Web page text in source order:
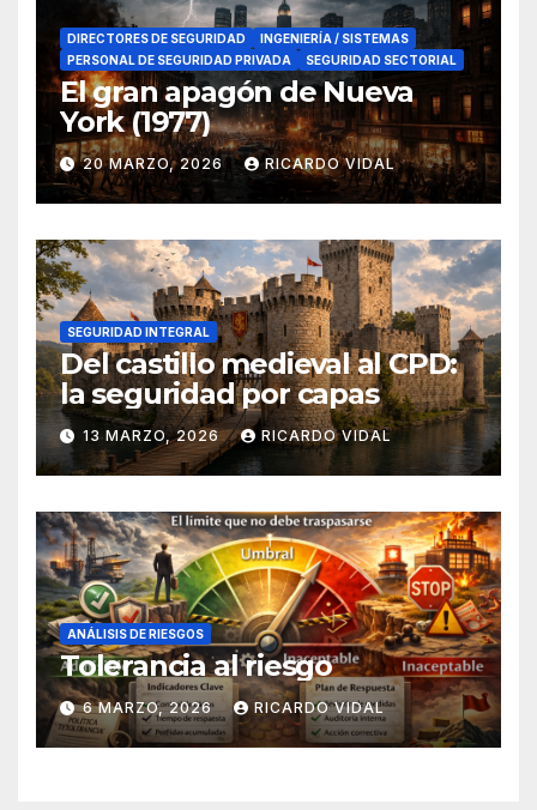
DIRECTORES DE SEGURIDAD
INGENIERÍA / SISTEMAS
PERSONAL DE SEGURIDAD PRIVADA
SEGURIDAD SECTORIAL
El gran apagón de Nueva
York (1977)
20 MARZO, 2026 RICARDO VIDAL
SEGURIDAD INTEGRAL
Del castillo medieval al CPD:
la seguridad por capas
13 MARZO, 2026 RICARDO VIDAL
ANÁLISIS DE RIESGOS
Tolerancia al riesgo
6 MARZO, 2026 RICARDO VIDAL